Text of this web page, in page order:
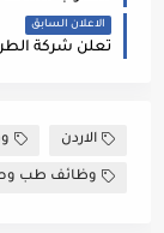
الاعلان السابق
الاردن
وظائف طب